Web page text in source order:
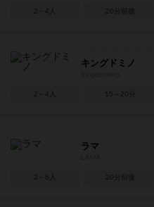
2～4人 20分前後
キングドミノ
2～4人 15～20分
ラマ
2～6人 20分前後